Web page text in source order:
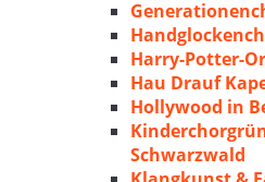
Harry-Potter-
Hau Drauf
Hollywood in
Schwarzwald